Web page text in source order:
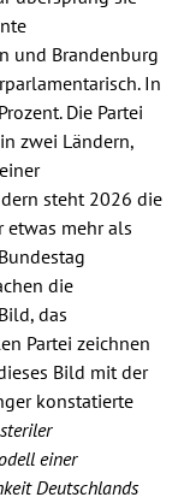
und Brandenburg
In
Die Partei
zwei Ländern,
steht 2026 die
etwas mehr als
die
das
Partei zeichnen
Bild mit der
konstatierte
einer
Deutschlands